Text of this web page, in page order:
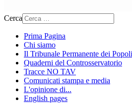
Cerca
Prima Pagina
Chi siamo
Il Tribunale Permanente dei
Quaderni del Controsservatorio
Tracce NO TAV
Comunicati stampa e media
L'opinione di...
English pages